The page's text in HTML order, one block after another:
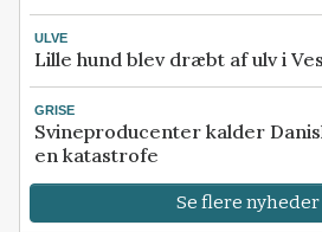
ULVE
Lille hund blev dræbt af ulv i
GRISE
Svineproducenter kalder
en katastrofe
Se flere